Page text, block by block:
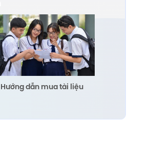
Hướng dẫn mua tài liệu